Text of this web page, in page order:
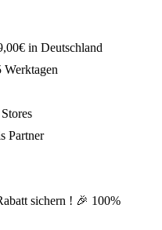
in Deutschland
Werktagen
Partner
sichern ! 🎉 100%